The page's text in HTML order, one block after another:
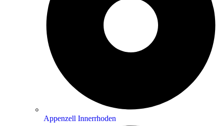
Appenzell Innerrhoden